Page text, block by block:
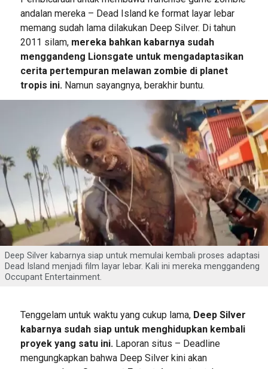
andalan mereka – Dead Island ke format layar lebar
memang sudah lama dilakukan Deep Silver. Di tahun
2011 silam, mereka bahkan kabarnya sudah
menggandeng Lionsgate untuk mengadaptasikan
cerita pertempuran melawan zombie di planet
tropis ini.Namun sayangnya, berakhir buntu.
Deep Silver kabarnya siap untuk memulai kembali proses adaptasi
Dead Island menjadi film layar lebar. Kali ini mereka menggandeng
Occupant Entertainment.
Tenggelam untuk waktu yang cukup lama, Deep Silver
kabarnya sudah siap untuk menghidupkan kembali
proyek yang satu ini.Laporan situs – Deadline
mengungkapkan bahwa Deep Silver kini akan